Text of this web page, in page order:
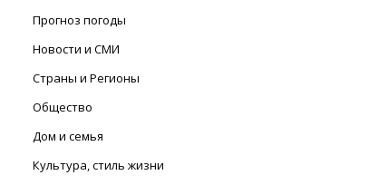
Прогноз погоды
Новости и СМИ
Страны и Регионы
Общество
Дом и семья
Культура, стиль жизни